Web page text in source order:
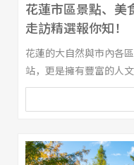
花蓮市區景點、美
走訪精選報你知！
花蓮的大自然與市內各
站，更是擁有豐富的人
的建築，到街頭巷弄隱
獨特的魅力。若你計劃
住宿選擇！